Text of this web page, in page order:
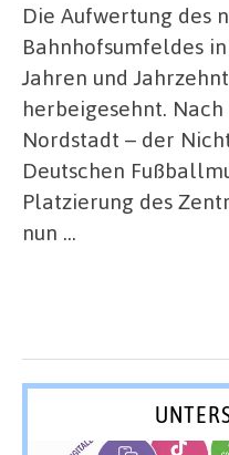
Die Aufwertung des
Bahnhofsumfeldes
Jahren und
herbeigesehnt.
Nordstadt – der
Deutschen
Platzierung des
nun …